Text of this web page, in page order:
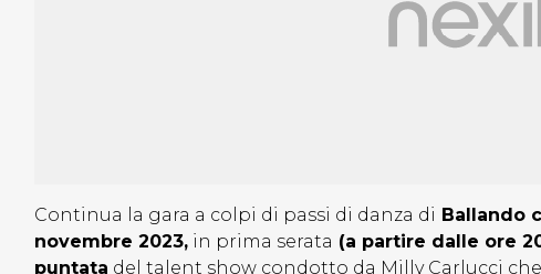
Continua la gara a colpi di passi di danza di Ballando
novembre 2023, in prima serata (a partire dalle ore
puntata del talent show condotto da Milly Carlucci